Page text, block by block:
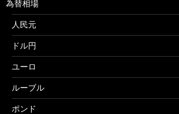
為替相場
人民元
ドル円
ユーロ
ルーブル
ポンド